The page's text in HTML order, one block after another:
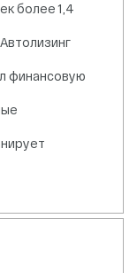
более 1,4
финансовую